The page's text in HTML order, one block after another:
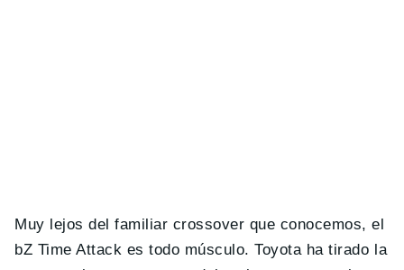
Muy lejos del familiar crossover que conocemos, el
bZ Time Attack es todo músculo. Toyota ha tirado la